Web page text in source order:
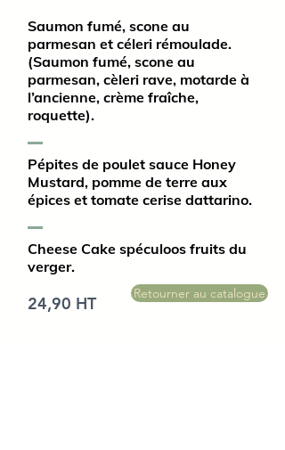
Saumon fumé, scone au
parmesan et céleri rémoulade.
(Saumon fumé, scone au
parmesan, cèleri rave, motarde à
l’ancienne, crème fraîche,
roquette).
Pépites de poulet sauce Honey
Mustard, pomme de terre aux
épices et tomate cerise dattarino.
Cheese Cake spéculoos fruits du
verger.
24,90 HT Retourner au catalogue